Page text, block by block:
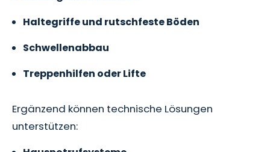
Haltegriffe und rutschfeste Böden
Schwellenabbau
Treppenhilfen oder Lifte
Ergänzend können technische Lösungen
unterstützen: